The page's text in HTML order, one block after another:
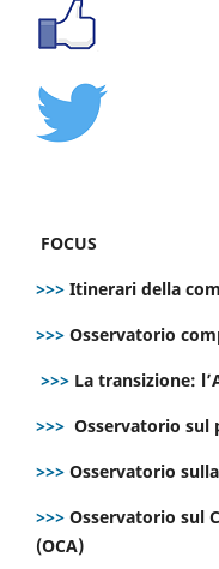
FOCUS
>>> Itinerari della
>>> Osservatorio
>>> La transizione:
>>> Osservatorio sul
>>> Osservatorio
>>> Osservatorio sul
(OCA)